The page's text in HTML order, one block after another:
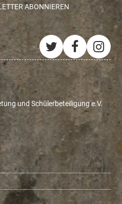
ABONNIEREN
Twitter
und Schülerbeteiligung e.V.